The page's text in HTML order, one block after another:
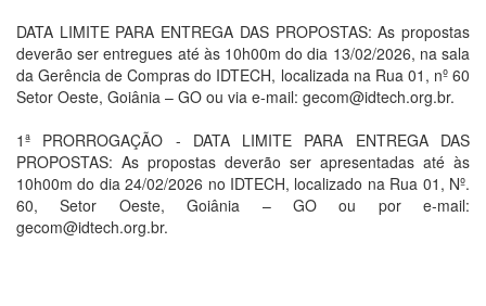
DATA LIMITE PARA ENTREGA DAS PROPOSTAS: As propostas
deverão ser entregues até às 10h00m do dia 13/02/2026, na sala
da Gerência de Compras do IDTECH, localizada na Rua 01, nº 60
Setor Oeste, Goiânia – GO ou via e-mail: gecom@idtech.org.br.
1ª PRORROGAÇÃO - DATA LIMITE PARA ENTREGA DAS
PROPOSTAS: As propostas deverão ser apresentadas até às
10h00m do dia 24/02/2026 no IDTECH, localizado na Rua 01, Nº.
60, Setor Oeste, Goiânia – GO ou por e-mail:
gecom@idtech.org.br.